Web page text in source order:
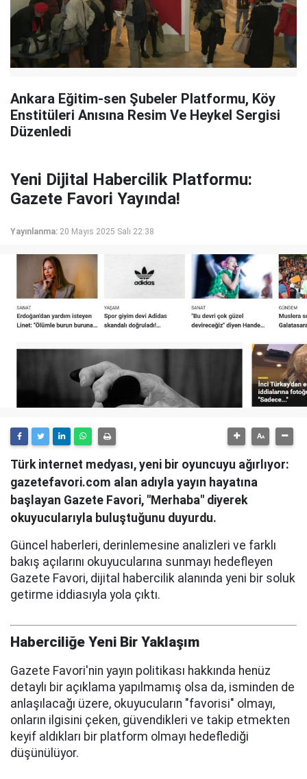
Ankara Eğitim-sen Şubeler Platformu, Köy
Enstitüleri Anısına Resim Ve Heykel Sergisi
Düzenledi
Yeni Dijital Habercilik Platformu:
Gazete Favori Yayında!
Yayınlanma: 20 Mayıs 2025 Salı 22:38
Türk internet medyası, yeni bir oyuncuyu ağırlıyor:
gazetefavori.com alan adıyla yayın hayatına
başlayan Gazete Favori, "Merhaba" diyerek
okuyucularıyla buluştuğunu duyurdu.
Güncel haberleri, derinlemesine analizleri ve farklı
bakış açılarını okuyucularına sunmayı hedefleyen
Gazete Favori, dijital habercilik alanında yeni bir soluk
getirme iddiasıyla yola çıktı.
Haberciliğe Yeni Bir Yaklaşım
Gazete Favori'nin yayın politikası hakkında henüz
detaylı bir açıklama yapılmamış olsa da, isminden de
anlaşılacağı üzere, okuyucuların "favorisi" olmayı,
onların ilgisini çeken, güvendikleri ve takip etmekten
keyif aldıkları bir platform olmayı hedeflediği
düşünülüyor.